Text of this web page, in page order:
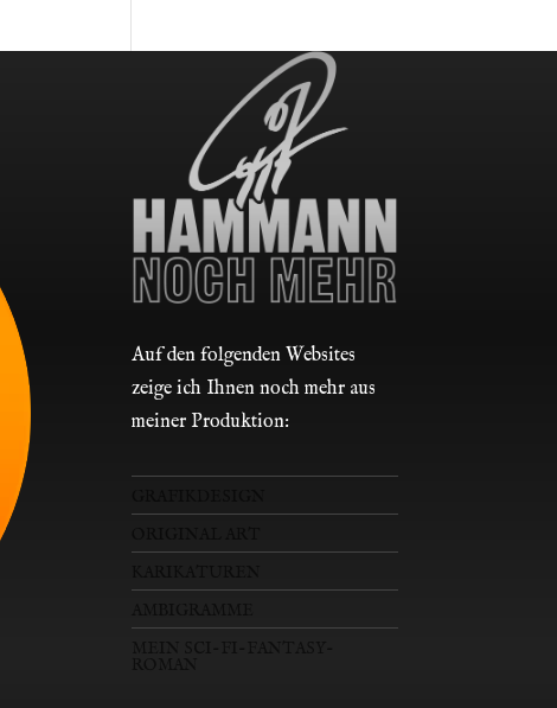
Auf den folgenden Websites
zeige ich Ihnen noch mehr aus
meiner Produktion: